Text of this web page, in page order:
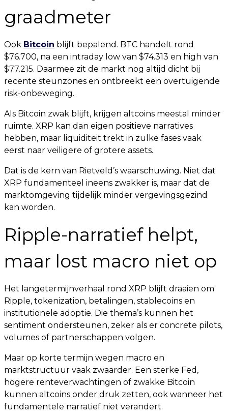
graadmeter
Ook Bitcoin blijft bepalend. BTC handelt rond
$76.700, na een intraday low van $74.313 en high van
$77.215. Daarmee zit de markt nog altijd dicht bij
recente steunzones en ontbreekt een overtuigende
risk-onbeweging.
Als Bitcoin zwak blijft, krijgen altcoins meestal minder
ruimte. XRP kan dan eigen positieve narratives
hebben, maar liquiditeit trekt in zulke fases vaak
eerst naar veiligere of grotere assets.
Dat is de kern van Rietveld’s waarschuwing. Niet dat
XRP fundamenteel ineens zwakker is, maar dat de
marktomgeving tijdelijk minder vergevingsgezind
kan worden.
Ripple-narratief helpt,
maar lost macro niet op
Het langetermijnverhaal rond XRP blijft draaien om
Ripple, tokenization, betalingen, stablecoins en
institutionele adoptie. Die thema’s kunnen het
sentiment ondersteunen, zeker als er concrete pilots,
volumes of partnerschappen volgen.
Maar op korte termijn wegen macro en
marktstructuur vaak zwaarder. Een sterke Fed,
hogere renteverwachtingen of zwakke Bitcoin
kunnen altcoins onder druk zetten, ook wanneer het
fundamentele narratief niet verandert.